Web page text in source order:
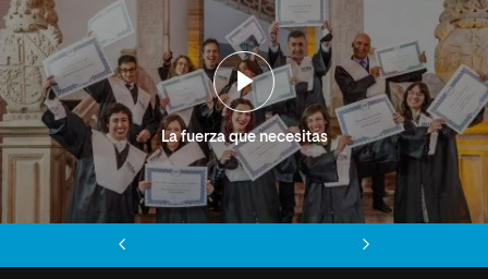
La fuerza que necesitas